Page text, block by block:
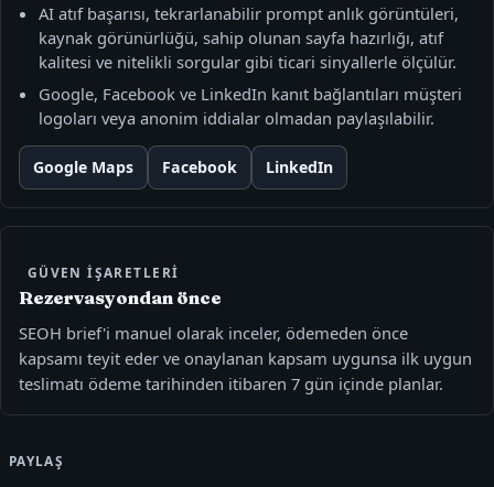
AI atıf başarısı, tekrarlanabilir prompt anlık görüntüleri,
kaynak görünürlüğü, sahip olunan sayfa hazırlığı, atıf
kalitesi ve nitelikli sorgular gibi ticari sinyallerle ölçülür.
Google, Facebook ve LinkedIn kanıt bağlantıları müşteri
logoları veya anonim iddialar olmadan paylaşılabilir.
Google Maps Facebook LinkedIn
GÜVEN IŞARETLERI
Rezervasyondan önce
SEOH brief'i manuel olarak inceler, ödemeden önce
kapsamı teyit eder ve onaylanan kapsam uygunsa ilk uygun
teslimatı ödeme tarihinden itibaren 7 gün içinde planlar.
PAYLAŞ